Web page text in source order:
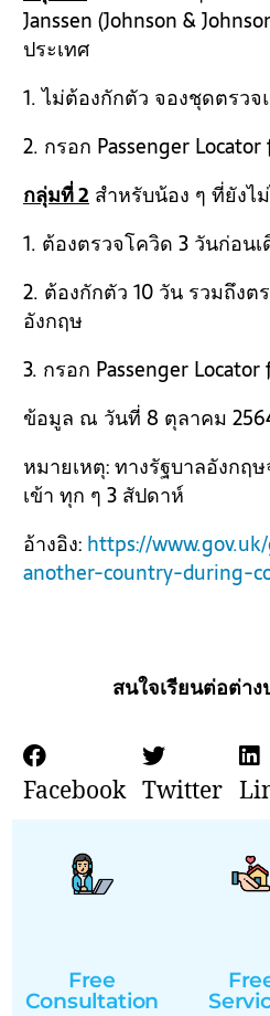
Janssen (Johnson &
ประเทศ
1. ไม่ต้องกักตัว จองชุดตรว
2. กรอก Passenger
กลุ่มที่ 2 สำหรับน้อง ๆ ที่ยัง
1. ต้องตรวจโควิด 3 วันก่อน
2. ต้องกักตัว 10 วัน รวมถึง
อังกฤษ
3. กรอก Passenger
ข้อมูล ณ วันที่ 8 ตุลาคม
หมายเหตุ: ทางรัฐบาลอังกฤ
เข้า ทุก ๆ 3 สัปดาห์
อ้างอิง: https://
another-country-during-
สนใจเรียนต่อต่า
Facebook Twitter
Free
Consultation